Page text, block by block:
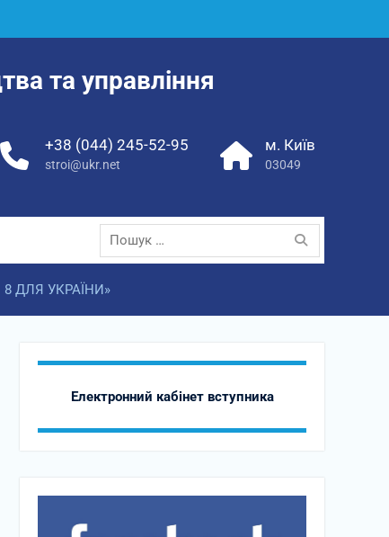
та управління
+38 (044) 245-52-95
stroi@ukr.net
м. Київ
03049
Пошук:
ДЛЯ УКРАЇНИ»
Електронний кабінет вступника